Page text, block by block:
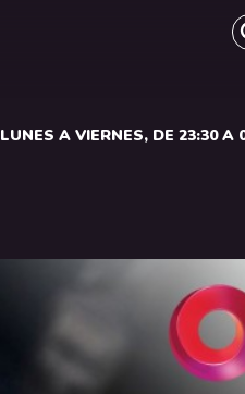
LUNES A VIERNES, DE 23:30 A